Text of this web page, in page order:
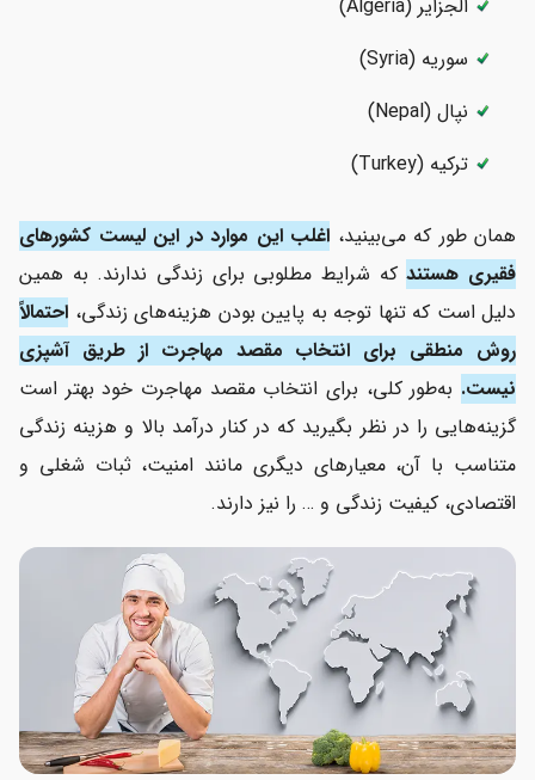
الجزایر (Algeria)
سوریه (Syria)
نپال (Nepal)
ترکیه (Turkey)
همان طور که می‌بینید، اغلب این موارد در این لیست کشورهای
فقیری هستندکه شرایط مطلوبی برای زندگی ندارند. به همین
دلیل است که تنها توجه به پایین بودن هزینه‌های زندگی، احتمالاً
روش منطقی برای انتخاب مقصد مهاجرت از طریق آشپزی
نیست. به‌طور کلی، برای انتخاب مقصد مهاجرت خود بهتر است
گزینه‌هایی را در نظر بگیرید که در کنار درآمد بالا و هزینه زندگی
متناسب با آن، معیارهای دیگری مانند امنیت، ثبات شغلی و
اقتصادی، کیفیت زندگی و … را نیز دارند.